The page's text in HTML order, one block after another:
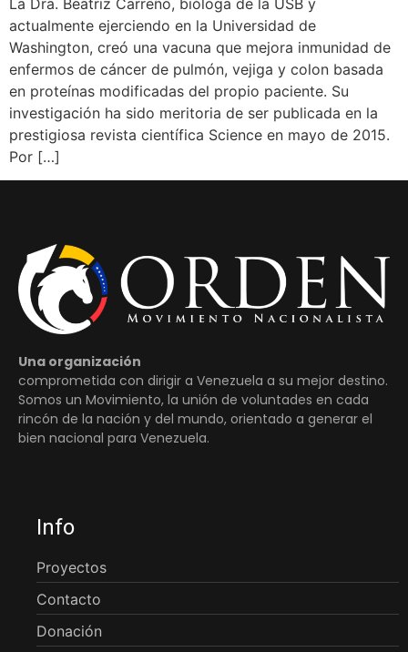
La Dra. Beatriz Carreño, bióloga de la USB y
actualmente ejerciendo en la Universidad de
Washington, creó una vacuna que mejora inmunidad de
enfermos de cáncer de pulmón, vejiga y colon basada
en proteínas modificadas del propio paciente. Su
investigación ha sido meritoria de ser publicada en la
prestigiosa revista científica Science en mayo de 2015.
Por […]
Una organización
comprometida con dirigir a Venezuela a su mejor destino.
Somos un Movimiento, la unión de voluntades en cada
rincón de la nación y del mundo, orientado a generar el
bien nacional para Venezuela.
Info
Proyectos
Contacto
Donación